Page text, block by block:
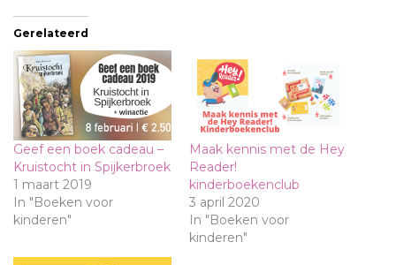
Gerelateerd
Geef een boek cadeau –
Kruistocht in Spijkerbroek
1 maart 2019
In "Boeken voor
kinderen"
Maak kennis met de Hey
Reader!
kinderboekenclub
3 april 2020
In "Boeken voor
kinderen"